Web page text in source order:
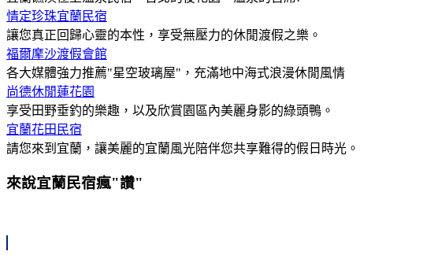
情定珍珠宜蘭民宿
讓您真正回歸心靈的本性，享受無壓力的休閒渡假之樂。
福爾摩沙渡假會館
各大媒體強力推薦"星空玻璃屋"，充滿地中海式浪漫休閒風情
尚德休閒蓮花園
享受田野垂釣的樂趣，以及欣賞園區內美麗身影的綠頭鴨。
宜蘭花田民宿
請您來到宜蘭，讓美麗的宜蘭風光陪伴您共享難得的假日時光。
來說宜蘭民宿瘋"讚"